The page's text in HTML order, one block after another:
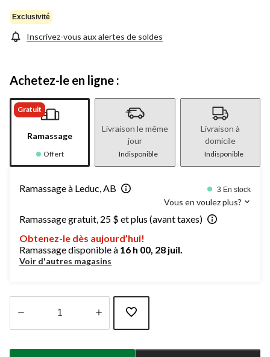
Exclusivité
Inscrivez-vous aux alertes de soldes
Achetez-le en ligne :
Gratuit
Ramassage
Offert
Livraison le même
jour
Indisponible
Livraison à
domicile
Indisponible
Ramassage à Leduc, AB 3 En stock
Vous en voulez plus?
Ramassage gratuit, 25 $ et plus (avant taxes)
Obtenez-le dès aujourd’hui!
Ramassage disponible à 16 h 00, 28 juil.
Voir d'autres magasins